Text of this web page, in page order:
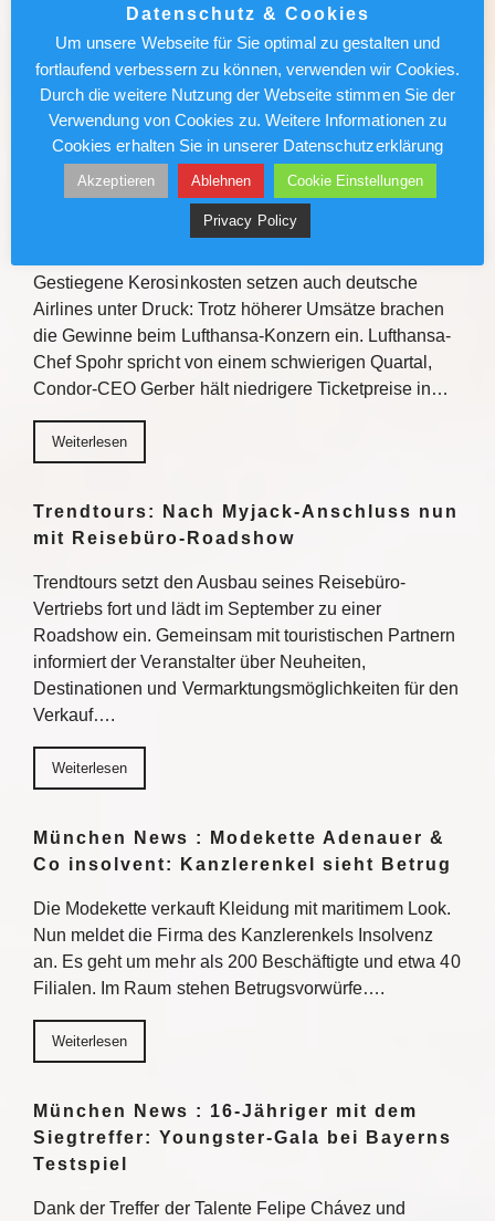
2027/2028 zu informieren. Mit praxisnahen
Verkaufstipps, direktem Austausch und
Gewinnchancen bietet die Veranstaltungsreihe
Einblicke zu den Fluss- und…
Weiterlesen
Lufthansa/Condor: Kerosinkosten
drücken den Gewinn
Gestiegene Kerosinkosten setzen auch deutsche
Airlines unter Druck: Trotz höherer Umsätze brachen
die Gewinne beim Lufthansa-Konzern ein. Lufthansa-
Chef Spohr spricht von einem schwierigen Quartal,
Condor-CEO Gerber hält niedrigere Ticketpreise in…
Weiterlesen
Trendtours: Nach Myjack-Anschluss nun
mit Reisebüro-Roadshow
Trendtours setzt den Ausbau seines Reisebüro-
Vertriebs fort und lädt im September zu einer
Roadshow ein. Gemeinsam mit touristischen Partnern
informiert der Veranstalter über Neuheiten,
Destinationen und Vermarktungsmöglichkeiten für den
Verkauf….
Weiterlesen
München News : Modekette Adenauer &
Co insolvent: Kanzlerenkel sieht Betrug
Die Modekette verkauft Kleidung mit maritimem Look.
Nun meldet die Firma des Kanzlerenkels Insolvenz
an. Es geht um mehr als 200 Beschäftigte und etwa 40
Filialen. Im Raum stehen Betrugsvorwürfe….
Weiterlesen
München News : 16-Jähriger mit dem
Siegtreffer: Youngster-Gala bei Bayerns
Testspiel
Dank der Treffer der Talente Felipe Chávez und
Datenschutz & Cookies
Um unsere Webseite für Sie optimal zu gestalten und
fortlaufend verbessern zu können, verwenden wir Cookies.
Durch die weitere Nutzung der Webseite stimmen Sie der
Verwendung von Cookies zu. Weitere Informationen zu
Cookies erhalten Sie in unserer Datenschutzerklärung
Akzeptieren Ablehnen Cookie Einstellungen
Privacy Policy